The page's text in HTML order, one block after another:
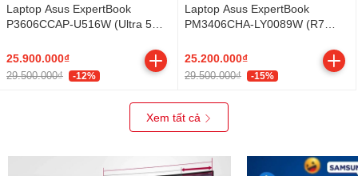
Laptop Asus ExpertBook
P3606CCAP-U516W (Ultra 5
inch WUXGA/ Win11/ Grey)
25.900.000₫
29.500.000₫ -12%
Laptop Asus ExpertBook
PM3406CHA-LY0089W (R7
inch WUXGA/ Win11/ Grey/ Vỏ
nhôm)
25.200.000₫
29.500.000₫ -15%
Xem tất cả